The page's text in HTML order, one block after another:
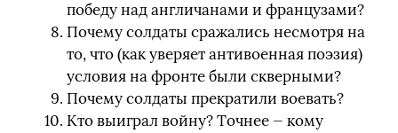
победу над англичанами и французами?
Почему солдаты сражались несмотря на
то, что (как уверяет антивоенная поэзия)
условия на фронте были скверными?
Почему солдаты прекратили воевать?
Кто выиграл войну? Точнее — кому